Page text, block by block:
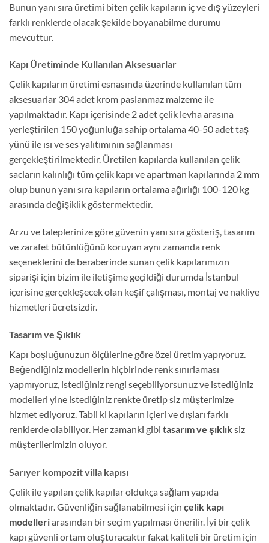
Bunun yanı sıra üretimi biten çelik kapıların iç ve dış yüzeyleri
farklı renklerde olacak şekilde boyanabilme durumu
mevcuttur.
Kapı Üretiminde Kullanılan Aksesuarlar
Çelik kapıların üretimi esnasında üzerinde kullanılan tüm
aksesuarlar 304 adet krom paslanmaz malzeme ile
yapılmaktadır. Kapı içerisinde 2 adet çelik levha arasına
yerleştirilen 150 yoğunluğa sahip ortalama 40-50 adet taş
yünü ile ısı ve ses yalıtımının sağlanması
gerçekleştirilmektedir. Üretilen kapılarda kullanılan çelik
sacların kalınlığı tüm çelik kapı ve apartman kapılarında 2 mm
olup bunun yanı sıra kapıların ortalama ağırlığı 100-120 kg
arasında değişiklik göstermektedir.
Arzu ve taleplerinize göre güvenin yanı sıra gösteriş, tasarım
ve zarafet bütünlüğünü koruyan aynı zamanda renk
seçeneklerini de beraberinde sunan çelik kapılarımızın
siparişi için bizim ile iletişime geçildiği durumda İstanbul
içerisine gerçekleşecek olan keşif çalışması, montaj ve nakliye
hizmetleri ücretsizdir.
Tasarım ve Şıklık
Kapı boşluğunuzun ölçülerine göre özel üretim yapıyoruz.
Beğendiğiniz modellerin hiçbirinde renk sınırlaması
yapmıyoruz, istediğiniz rengi seçebiliyorsunuz ve istediğiniz
modelleri yine istediğiniz renkte üretip siz müşterimize
hizmet ediyoruz. Tabii ki kapıların içleri ve dışları farklı
renklerde olabiliyor. Her zamanki gibi tasarım ve şıklıksiz
müşterilerimizin oluyor.
Sarıyer kompozit villa kapısı
Çelik ile yapılan çelik kapılar oldukça sağlam yapıda
olmaktadır. Güvenliğin sağlanabilmesi için çelik kapı
modelleriarasından bir seçim yapılması önerilir. İyi bir çelik
kapı güvenli ortam oluşturacaktır fakat kaliteli bir üretim için